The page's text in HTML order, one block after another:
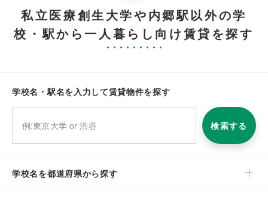
私立医療創生大学や内郷駅以外の学
校・駅から一人暮らし向け賃貸を探す
学校名・駅名を入力して賃貸物件を探す
検索する
学校名を都道府県から探す